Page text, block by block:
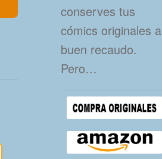
conserves tus
cómics originales a
buen recaudo.
Pero…